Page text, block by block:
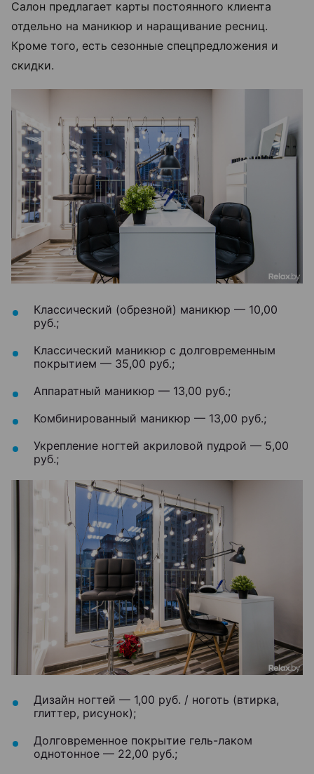
Салон предлагает карты постоянного клиента
отдельно на маникюр и наращивание ресниц.
Кроме того, есть сезонные спецпредложения и
скидки.
Классический (обрезной) маникюр — 10,00
руб.;
Классический маникюр с долговременным
покрытием — 35,00 руб.;
Аппаратный маникюр — 13,00 руб.;
Комбинированный маникюр — 13,00 руб.;
Укрепление ногтей акриловой пудрой — 5,00
руб.;
Дизайн ногтей — 1,00 руб. / ноготь (втирка,
глиттер, рисунок);
Долговременное покрытие гель-лаком
однотонное — 22,00 руб.;